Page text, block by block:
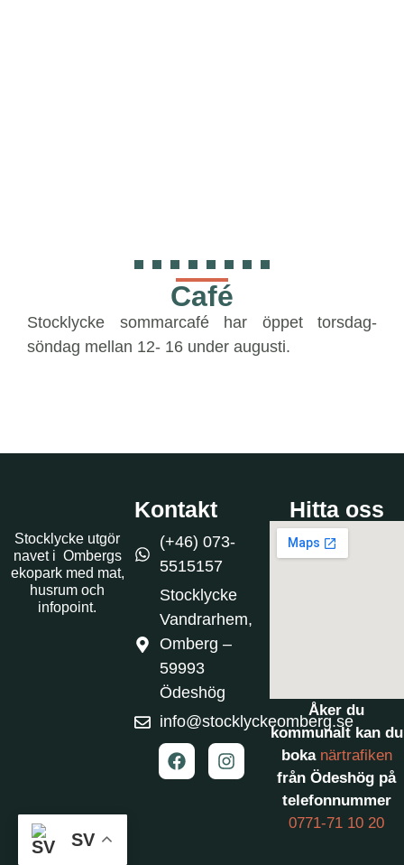
Café
Stocklycke sommarcafé har öppet torsdag-
söndag mellan 12- 16 under augusti.
Stocklycke utgör
navet i Ombergs
ekopark med mat,
husrum och
infopoint.
Kontakt
(+46) 073-
5515157
Stocklycke
Vandrarhem,
Omberg –
59993
Ödeshög
info@stocklyckeomberg.se
Hitta oss
Åker du
kommunalt kan du
boka närtrafiken
från Ödeshög på
telefonnummer
0771-71 10 20
SV